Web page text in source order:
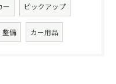
ー ピックアップ
整備 カー用品